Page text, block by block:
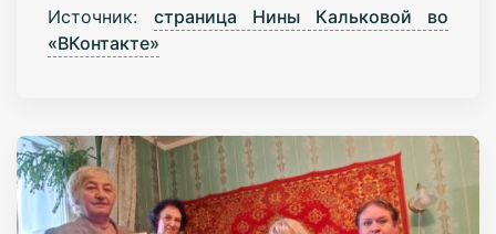
Источник: страница Нины Кальковой во
«ВКонтакте»